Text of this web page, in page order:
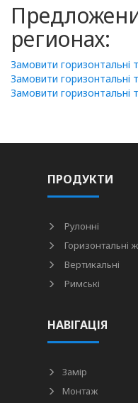
регионах:
Замовити горизонтальні
Замовити горизонтальні
Замовити горизонтальні
ПРОДУКТИ
Рулонні
Горизонтальні
Вертикальні
Римські
НАВІГАЦІЯ
Замір
Монтаж